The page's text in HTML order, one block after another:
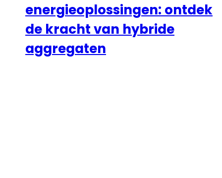
energieoplossingen: ontdek
de kracht van hybride
aggregaten